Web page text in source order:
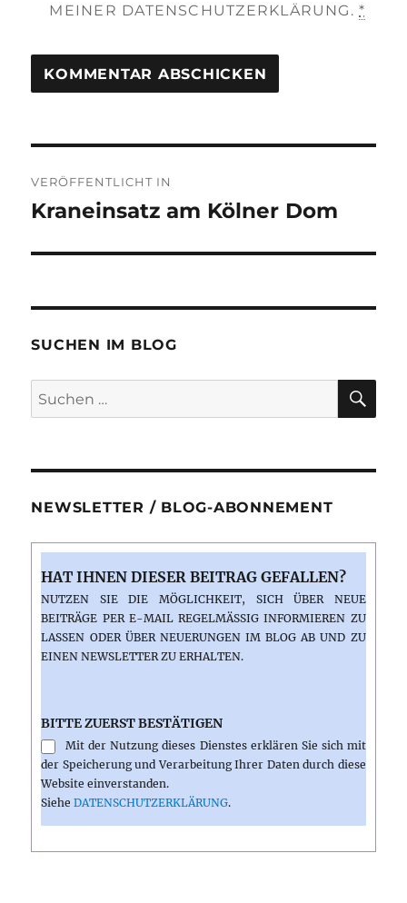
MEINER DATENSCHUTZERKLÄRUNG.*
VERÖFFENTLICHT IN
Kraneinsatz am Kölner Dom
SUCHEN IM BLOG
Suchen
nach:
NEWSLETTER / BLOG-ABONNEMENT
HAT IHNEN DIESER BEITRAG GEFALLEN?
NUTZEN SIE DIE MÖGLICHKEIT, SICH ÜBER NEUE
BEITRÄGE PER E-MAIL REGELMÄSSIG INFORMIEREN ZU L
ASSEN ODER ÜBER NEUERUNGEN IM BLOG AB UND ZU E
INEN NEWSLETTER ZU ERHALTEN.
BITTE ZUERST BESTÄTIGEN
Mit der Nutzung dieses Dienstes erklären Sie sich mit
der Speicherung und Verarbeitung Ihrer Daten durch diese
Website einverstanden.
SieheDATENSCHUTZERKLÄRUNG.